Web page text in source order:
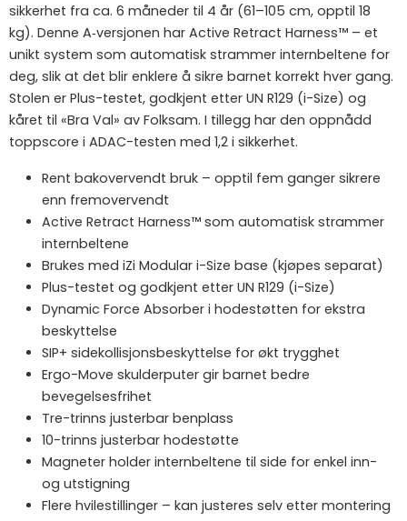
sikkerhet fra ca. 6 måneder til 4 år (61–105 cm, opptil 18
kg). Denne A‑versjonen har Active Retract Harness™ – et
unikt system som automatisk strammer internbeltene for
deg, slik at det blir enklere å sikre barnet korrekt hver gang.
Stolen er Plus-testet, godkjent etter UN R129 (i-Size) og
kåret til «Bra Val» av Folksam. I tillegg har den oppnådd
toppscore i ADAC-testen med 1,2 i sikkerhet.
Rent bakovervendt bruk – opptil fem ganger sikrere
enn fremovervendt
Active Retract Harness™ som automatisk strammer
internbeltene
Brukes med iZi Modular i-Size base (kjøpes separat)
Plus-testet og godkjent etter UN R129 (i-Size)
Dynamic Force Absorber i hodestøtten for ekstra
beskyttelse
SIP+ sidekollisjonsbeskyttelse for økt trygghet
Ergo-Move skulderputer gir barnet bedre
bevegelsesfrihet
Tre-trinns justerbar benplass
10-trinns justerbar hodestøtte
Magneter holder internbeltene til side for enkel inn-
og utstigning
Flere hvilestillinger – kan justeres selv etter montering